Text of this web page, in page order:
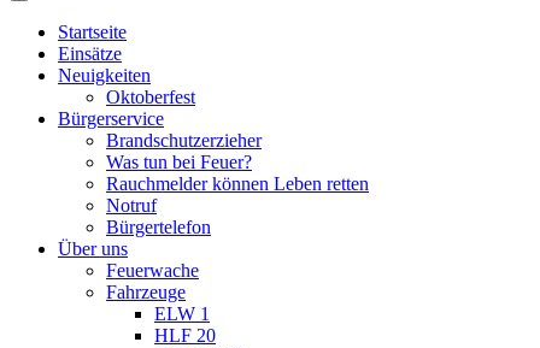
Startseite
Einsätze
Neuigkeiten
Oktoberfest
Bürgerservice
Brandschutzerzieher
Was tun bei Feuer?
Rauchmelder können Leben retten
Notruf
Bürgertelefon
Über uns
Feuerwache
Fahrzeuge
ELW 1
HLF 20